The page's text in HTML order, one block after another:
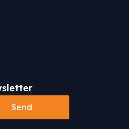
Send